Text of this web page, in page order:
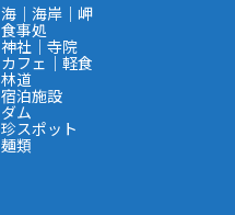
海｜海岸｜岬
食事処
神社｜寺院
カフェ｜軽食
林道
宿泊施設
ダム
珍スポット
麺類